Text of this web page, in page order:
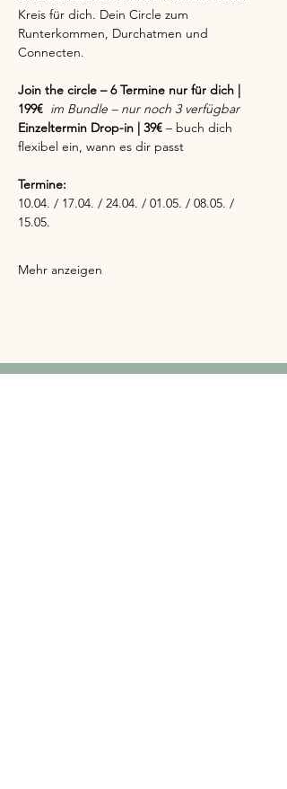
Kreis für dich. Dein Circle zum
Runterkommen, Durchatmen und
Connecten.
Join the circle – 6 Termine nur für dich |
199€ im Bundle – nur noch 3 verfügbar
Einzeltermin Drop-in | 39€ – buch dich
flexibel ein, wann es dir passt
Termine:
10.04. / 17.04. / 24.04. / 01.05. / 08.05. /
15.05.
Mehr anzeigen